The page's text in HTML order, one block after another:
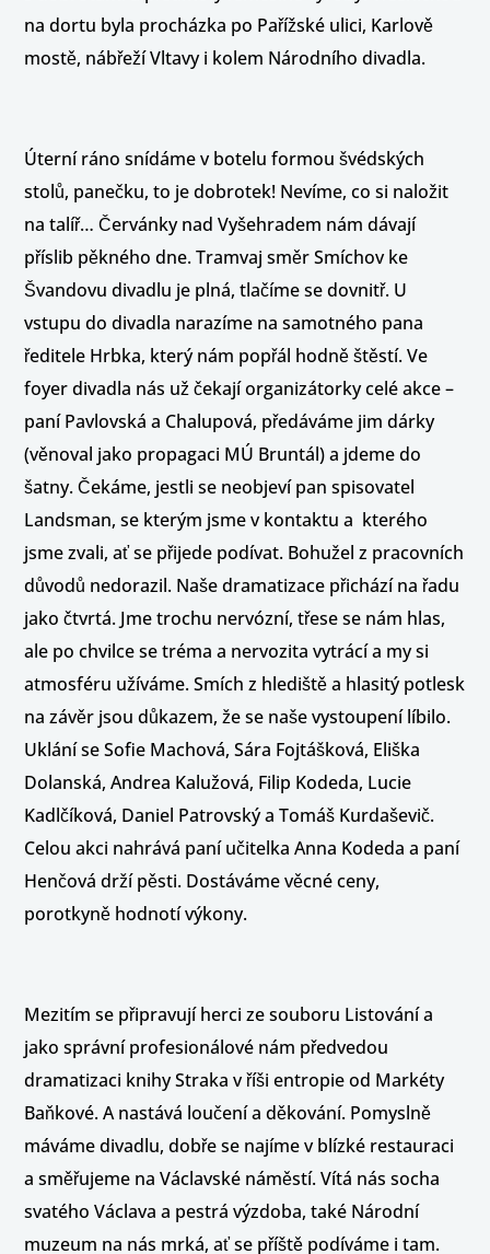
na dortu byla procházka po Pařížské ulici, Karlově
mostě, nábřeží Vltavy i kolem Národního divadla.
Úterní ráno snídáme v botelu formou švédských
stolů, panečku, to je dobrotek! Nevíme, co si naložit
na talíř… Červánky nad Vyšehradem nám dávají
příslib pěkného dne. Tramvaj směr Smíchov ke
Švandovu divadlu je plná, tlačíme se dovnitř. U
vstupu do divadla narazíme na samotného pana
ředitele Hrbka, který nám popřál hodně štěstí. Ve
foyer divadla nás už čekají organizátorky celé akce –
paní Pavlovská a Chalupová, předáváme jim dárky
(věnoval jako propagaci MÚ Bruntál) a jdeme do
šatny. Čekáme, jestli se neobjeví pan spisovatel
Landsman, se kterým jsme v kontaktu a kterého
jsme zvali, ať se přijede podívat. Bohužel z pracovních
důvodů nedorazil. Naše dramatizace přichází na řadu
jako čtvrtá. Jme trochu nervózní, třese se nám hlas,
ale po chvilce se tréma a nervozita vytrácí a my si
atmosféru užíváme. Smích z hlediště a hlasitý potlesk
na závěr jsou důkazem, že se naše vystoupení líbilo.
Uklání se Sofie Machová, Sára Fojtášková, Eliška
Dolanská, Andrea Kalužová, Filip Kodeda, Lucie
Kadlčíková, Daniel Patrovský a Tomáš Kurdaševič.
Celou akci nahrává paní učitelka Anna Kodeda a paní
Henčová drží pěsti. Dostáváme věcné ceny,
porotkyně hodnotí výkony.
Mezitím se připravují herci ze souboru Listování a
jako správní profesionálové nám předvedou
dramatizaci knihy Straka v říši entropie od Markéty
Baňkové. A nastává loučení a děkování. Pomyslně
máváme divadlu, dobře se najíme v blízké restauraci
a směřujeme na Václavské náměstí. Vítá nás socha
svatého Václava a pestrá výzdoba, také Národní
muzeum na nás mrká, ať se příště podíváme i tam.